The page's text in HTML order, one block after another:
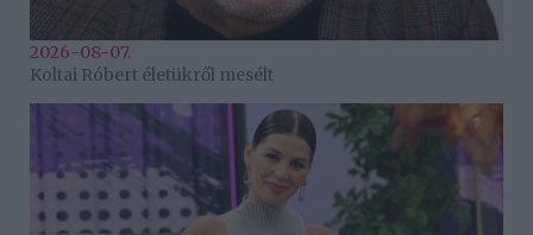
2026-08-07.
Koltai Róbert életükről mesélt